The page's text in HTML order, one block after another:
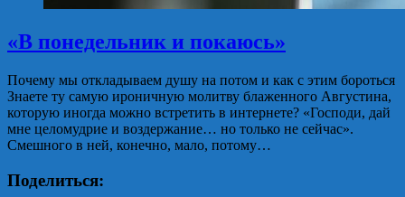
«В понедельник и покаюсь»
Почему мы откладываем душу на потом и как с этим бороться
Знаете ту самую ироничную молитву блаженного Августина,
которую иногда можно встретить в интернете? «Господи, дай
мне целомудрие и воздержание… но только не сейчас».
Смешного в ней, конечно, мало, потому…
Поделиться: